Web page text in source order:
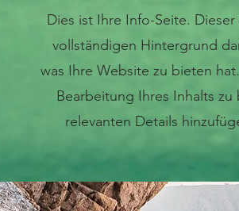
Dies ist Ihre Info-Seite.
vollständigen Hintergrund
was Ihre Website zu bieten
Bearbeitung Ihres Inhalts zu
relevanten Details